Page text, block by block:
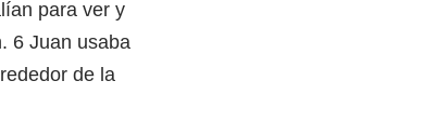
para ver y
6 Juan usaba
de la